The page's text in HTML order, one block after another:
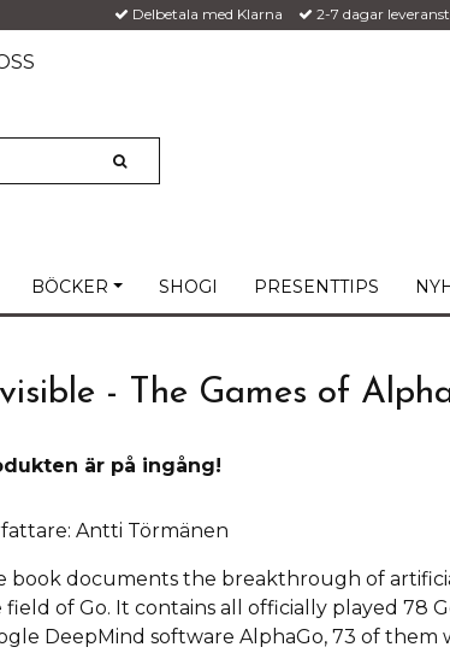
Delbetala med Klarna 2-7 dagar
BÖCKER SHOGI PRESENTTIPS
- The Games of
är på ingång!
Antti Törmänen
book documents the breakthrough of
field of Go. It contains all officially played 78
DeepMind software AlphaGo, 73 of them